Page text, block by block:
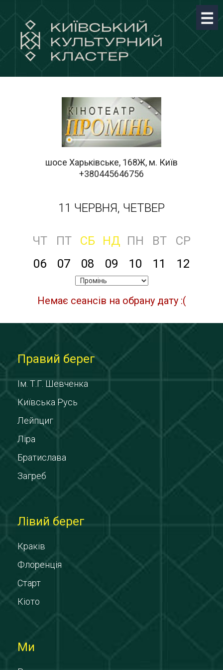
шосе Харьківське, 168Ж, м. Київ
+380445646756
11 ЧЕРВНЯ, ЧЕТВЕР
ЧТ ПТ СБ НД ПН ВТ
СР
06
07 08 09 10 11 12
Немає сеансів на обрану дату :(
Правий берег
Ім. Т.Г. Шевченка
Київська Русь
Лейпциг
Ліра
Братислава
Загреб
Лівий берег
Краків
Флоренція
Старт
Кіото
Ми